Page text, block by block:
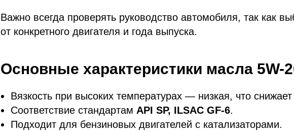
Важно всегда проверять руководство автомобиля, так как
от конкретного двигателя и года выпуска.
Основные характеристики масла 5W-
Вязкость при высоких температурах — низкая, что
Соответствие стандартам API SP, ILSAC GF-6.
Подходит для бензиновых двигателей с катализаторами.